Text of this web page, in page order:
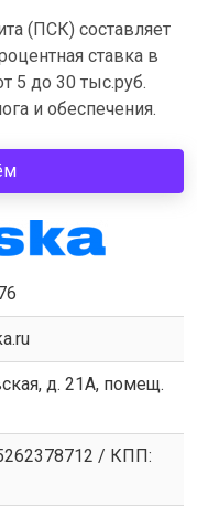
(ПСК) составляет
ставка в
5 до 30 тыс.руб.
и обеспечения.
д. 21А, помещ.
/ КПП: